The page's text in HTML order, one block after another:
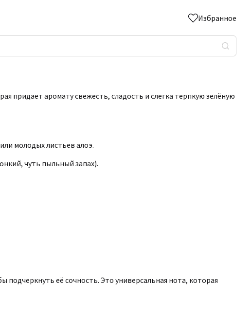
Избранное
придает аромату свежесть, сладость и слегка терпкую зелёную
молодых листьев алоэ.
чуть пыльный запах).
её сочность. Это универсальная нота, которая